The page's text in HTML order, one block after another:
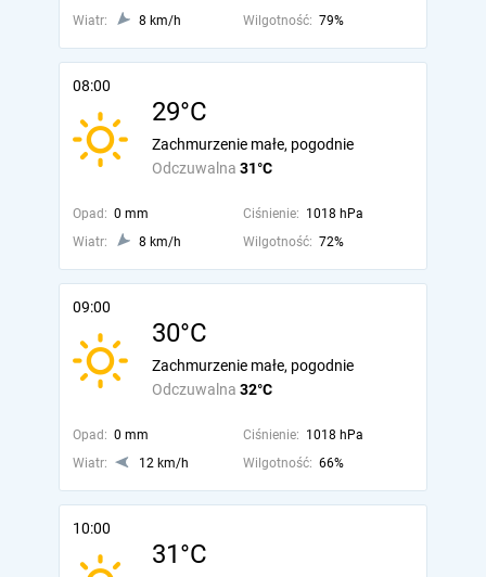
Wiatr: 8 km/h Wilgotność: 79%
08:00
29°C
Odczuwalna 31°C
Zachmurzenie małe, pogodnie
Opad: 0 mm Ciśnienie: 1018 hPa
Wiatr:
8 km/h Wilgotność: 72%
09:00
30°C
Odczuwalna 32°C
Zachmurzenie małe, pogodnie
Opad: 0 mm Ciśnienie: 1018 hPa
Wiatr:
12 km/h Wilgotność: 66%
10:00
31°C